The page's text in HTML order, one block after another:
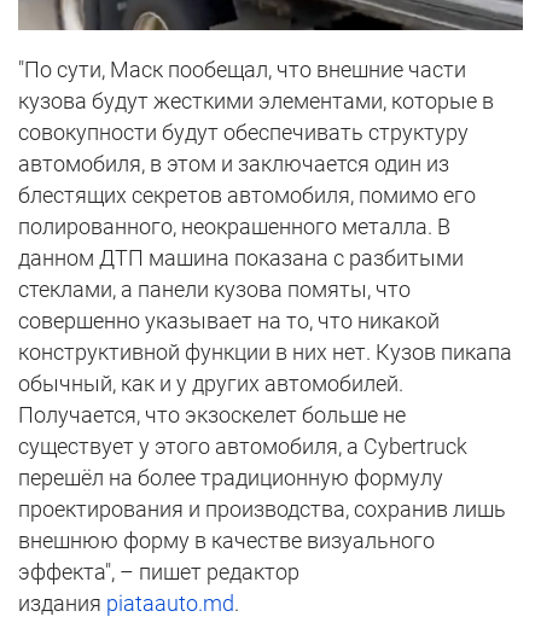
"По сути, Маск пообещал, что внешние части
кузова будут жесткими элементами, которые в
совокупности будут обеспечивать структуру
автомобиля, в этом и заключается один из
блестящих секретов автомобиля, помимо его
полированного, неокрашенного металла. В
данном ДТП машина показана с разбитыми
стеклами, а панели кузова помяты, что
совершенно указывает на то, что никакой
конструктивной функции в них нет. Кузов пикапа
обычный, как и у других автомобилей.
Получается, что экзоскелет больше не
существует у этого автомобиля, а Cybertruck
перешёл на более традиционную формулу
проектирования и производства, сохранив лишь
внешнюю форму в качестве визуального
эффекта", – пишет редактор
издания piataauto.md.